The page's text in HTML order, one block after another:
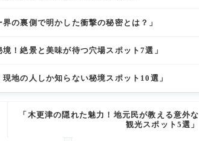
界の裏側で明かした衝撃の秘密とは？」
境！絶景と美味が待つ穴場スポット7選」
現地の人しか知らない秘境スポット10選」
「木更津の隠れた魅力！地元民が教える意外な
観光スポット5選」